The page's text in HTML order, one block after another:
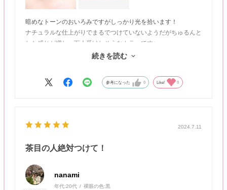
暗めなトーンのおいろみですがしっかり光を拾います！
ナチュラルな仕上がりでまるでつけていないようだがちゅるんと
した感じが増し、万人受けしそうなカラーです♪
続きを読む
参考になった 0 Like! 0
2024.7.11
茶目の人絶対つけて！
nanami
年代:20代 裸眼の色:黒